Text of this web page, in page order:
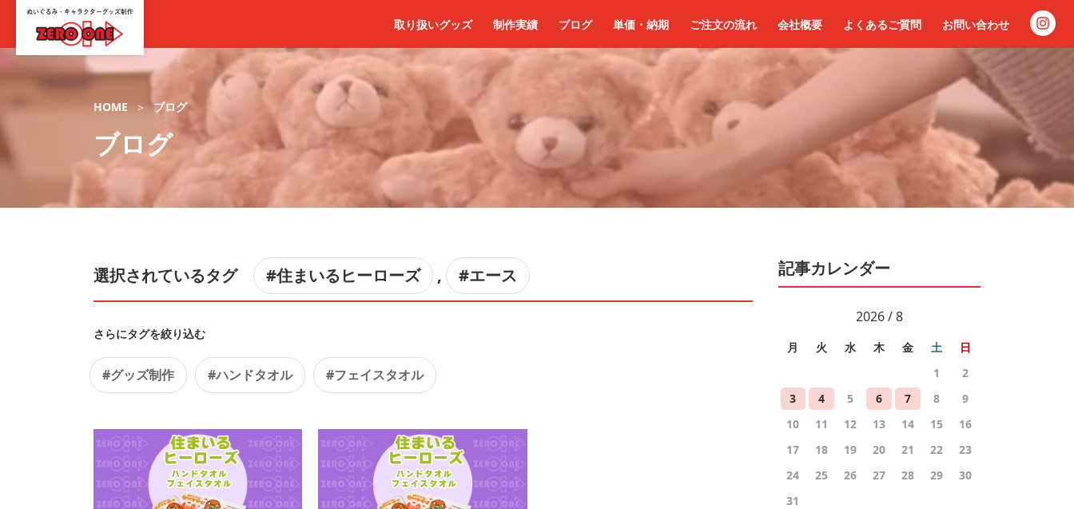
取り扱いグッズ 制作実績 ブログ 単価・納期 ご注文の流れ 会社概要 よくあるご質問 お問い合わせ
HOME ブログ
ブログ
選択されているタグ #住まいるヒーローズ , #エース
さらにタグを絞り込む
#グッズ制作 #ハンドタオル #フェイスタオル
記事カレンダー
2026 / 8
月 火 水 木 金 土
日
1
2
3
4 5 6 7 8
9
10
11 12 13 14 15
16
17
18 19 20 21 22
23
24
25 26 27 28 29
30
31